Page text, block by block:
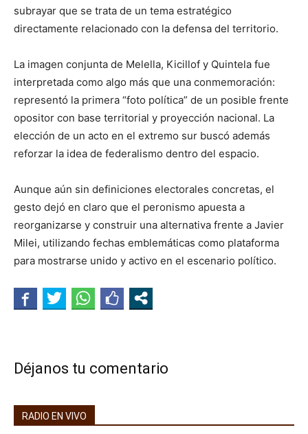
subrayar que se trata de un tema estratégico
directamente relacionado con la defensa del territorio.
La imagen conjunta de Melella, Kicillof y Quintela fue
interpretada como algo más que una conmemoración:
representó la primera “foto política” de un posible frente
opositor con base territorial y proyección nacional. La
elección de un acto en el extremo sur buscó además
reforzar la idea de federalismo dentro del espacio.
Aunque aún sin definiciones electorales concretas, el
gesto dejó en claro que el peronismo apuesta a
reorganizarse y construir una alternativa frente a Javier
Milei, utilizando fechas emblemáticas como plataforma
para mostrarse unido y activo en el escenario político.
Déjanos tu comentario
RADIO EN VIVO